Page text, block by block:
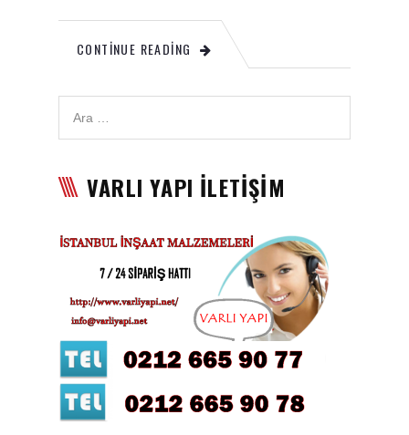
Satışı
Tavan Boyası
Betopan Malzemesi Satışı
Asma Tavan Malzemesi
Satışı
Asma Tavan Karolam
Malzeme Satışı
Sandviç Panel Malzemesi
Satışı
Asma Tavan Malzemesi
CONTINUE READING
VARLI YAPI İLETİŞİM